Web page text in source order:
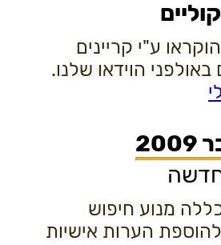
ע"י קריינים
באולפני הוידאו שלנו.
מנוע חיפוש
הערות אישיות